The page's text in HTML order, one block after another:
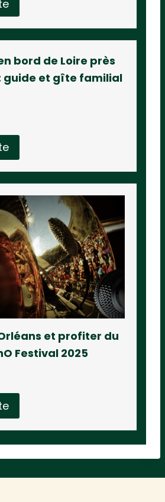
bord de Loire près
guide et gîte familial
et profiter du
Festival 2025